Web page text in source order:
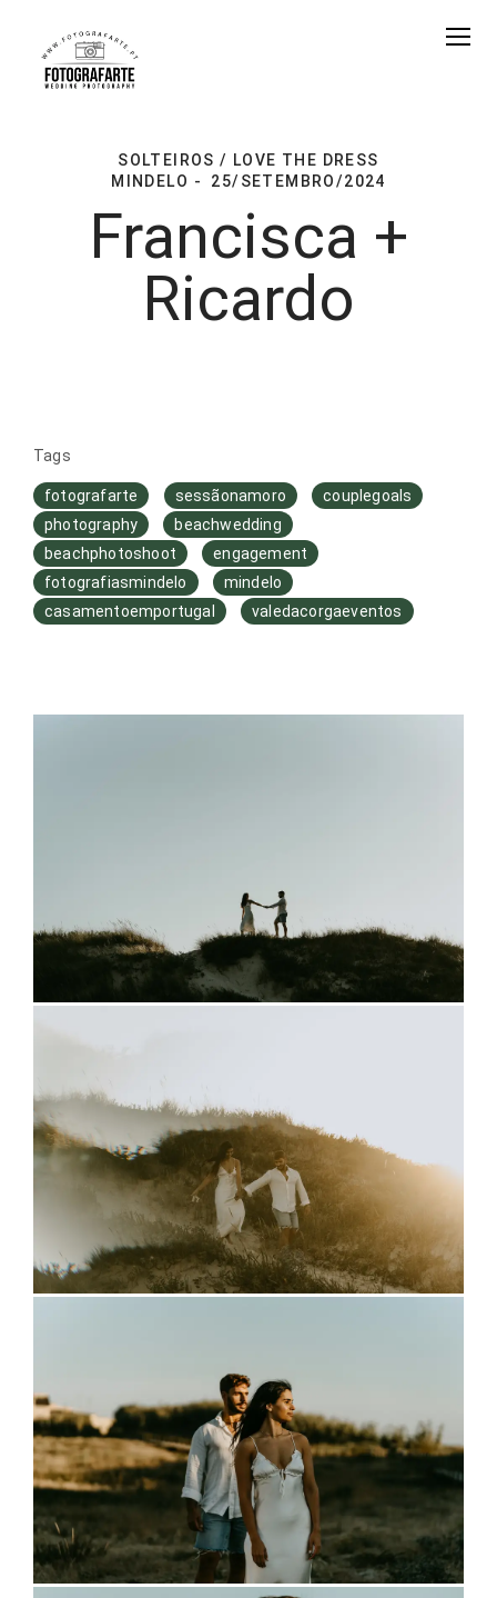
SOLTEIROS / LOVE THE DRESS
MINDELO
25/SETEMBRO/2024
Francisca +
Ricardo
Tags
fotografarte sessãonamoro
couplegoals
photography
beachwedding
beachphotoshoot
engagement
fotografiasmindelo
mindelo
casamentoemportugal
valedacorgaeventos